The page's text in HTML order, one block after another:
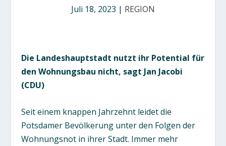
Juli 18, 2023 | REGION
Die Landeshauptstadt nutzt ihr Potential für
den Wohnungsbau nicht, sagt Jan Jacobi
(CDU)
Seit einem knappen Jahrzehnt leidet die
Potsdamer Bevölkerung unter den Folgen der
Wohnungsnot in ihrer Stadt. Immer mehr